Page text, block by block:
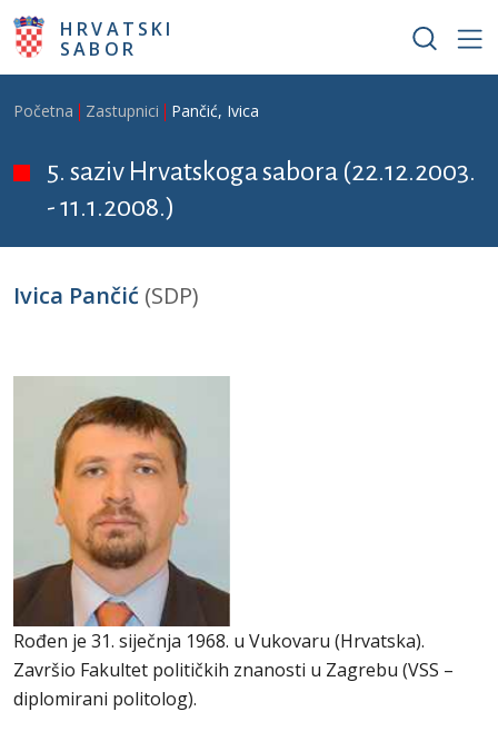
Skoči na glavni sadržaj
HRVATSKI
SABOR
Breadcrumb
Početna Zastupnici Pančić, Ivica
5. saziv Hrvatskoga sabora (22.12.2003.
- 11.1.2008.)
Ivica Pančić (SDP)
Rođen je 31. siječnja 1968. u Vukovaru (Hrvatska).
Završio Fakultet političkih znanosti u Zagrebu (VSS –
diplomirani politolog).